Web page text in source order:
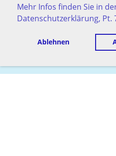
Mehr Infos finden Sie in
Datenschutzerklärung, Pt.
Ablehnen